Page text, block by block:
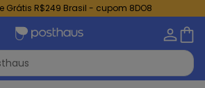
Grátis R$249 Brasil - cupom 8DO8